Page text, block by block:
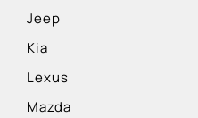
Jeep
Kia
Lexus
Mazda